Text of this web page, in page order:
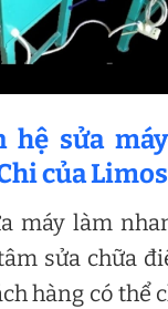
hệ sửa
của
máy làm
sửa chữa
hàng có thể